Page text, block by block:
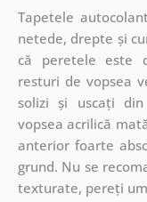
Tapetele
netede, drepte și
că peretele este
resturi de vopsea
solizi și uscați
vopsea acrilică
anterior foarte
grund. Nu se
texturate, pereți